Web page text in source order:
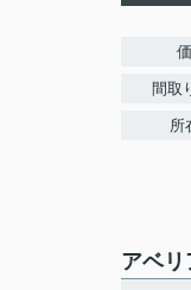
間取
所
アベリ